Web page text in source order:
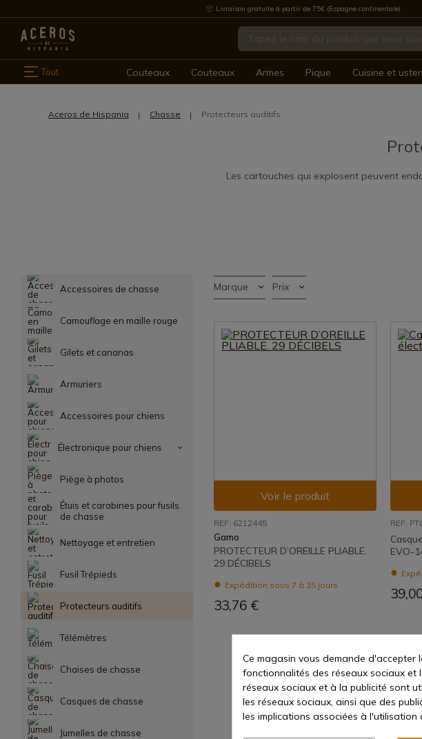
Livraison gratuite à partir de 75€ (Espagne continentale)
Tout Couteaux Couteaux Armes Pique Cuisine et
Aceros de Hispania Chasse Protecteurs auditifs
Les cartouches qui explosent peuvent
Accessoires de chasse
Camouflage en maille rouge
Gilets et cananas
Armuriers
Accessoires pour chiens
Électronique pour chiens
Piège à photos
Étuis et carabines pour fusils
de chasse
Nettoyage et entretien
Fusil Trépieds
Protecteurs auditifs
Télémètres
Chaises de chasse
Casques de chasse
Jumelles de chasse
Marque Prix
Voir le produit
REF: 6212445
Gamo
PROTECTEUR D’OREILLE PLIABLE.
29 DÉCIBELS
Expédition sous 7 à 15 jours
33,76 €
REF:
EVO-
Ce magasin vous demande d'accepter
fonctionnalités des réseaux sociaux et
réseaux sociaux et à la publicité sont
les réseaux sociaux, ainsi que des
les implications associées à l'utilisation